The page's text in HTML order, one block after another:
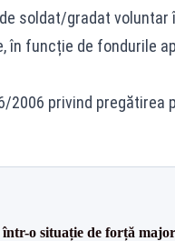
soldat/gradat voluntar
în funcție de fondurile
2006 privind pregătirea
o situație de forță